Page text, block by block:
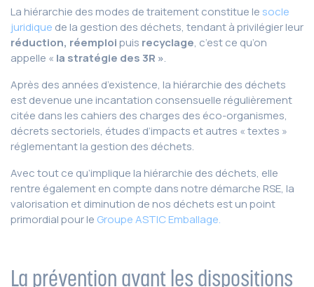
La hiérarchie des modes de traitement constitue le socle
juridique de la gestion des déchets, tendant à privilégier leur
réduction, réemploipuis recyclage, c’est ce qu’on
appelle « la stratégie des 3R ».
Après des années d’existence, la hiérarchie des déchets
est devenue une incantation consensuelle régulièrement
citée dans les cahiers des charges des éco-organismes,
décrets sectoriels, études d’impacts et autres « textes »
réglementant la gestion des déchets.
Avec tout ce qu’implique la hiérarchie des déchets, elle
rentre également en compte dans notre démarche RSE, la
valorisation et diminution de nos déchets est un point
primordial pour le Groupe ASTIC Emballage.
La prévention avant les dispositions